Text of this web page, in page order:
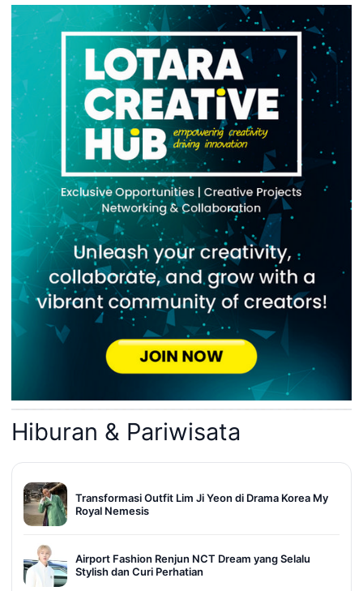
Hiburan & Pariwisata
Transformasi Outfit Lim Ji Yeon di Drama Korea My
Royal Nemesis
Airport Fashion Renjun NCT Dream yang Selalu
Stylish dan Curi Perhatian